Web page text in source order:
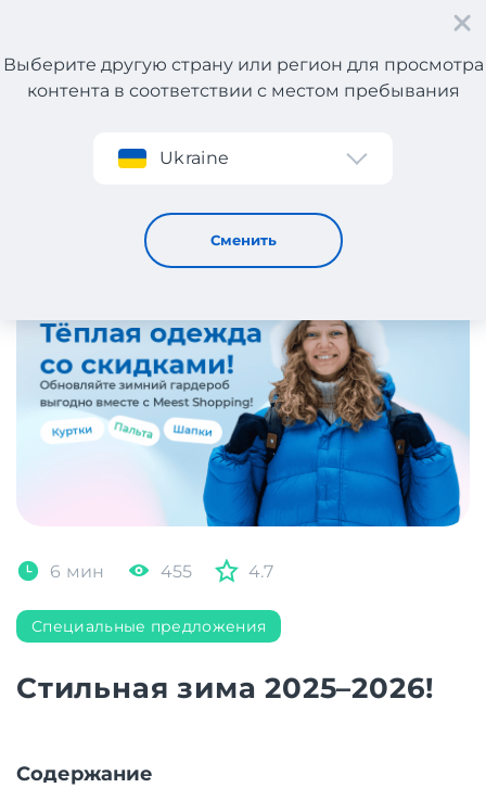
Регистрация
Выберите другую страну или регион для просмотра
контента в соответствии с местом пребывания
Ukraine
Сменить
Стильная зима 2025–2026!
6 мин 455 4.7
Специальные предложения
Стильная зима 2025–2026!
Содержание